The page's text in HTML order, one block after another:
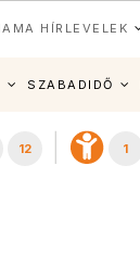
HÍRLEVELEK
SZABADIDŐ
12 1